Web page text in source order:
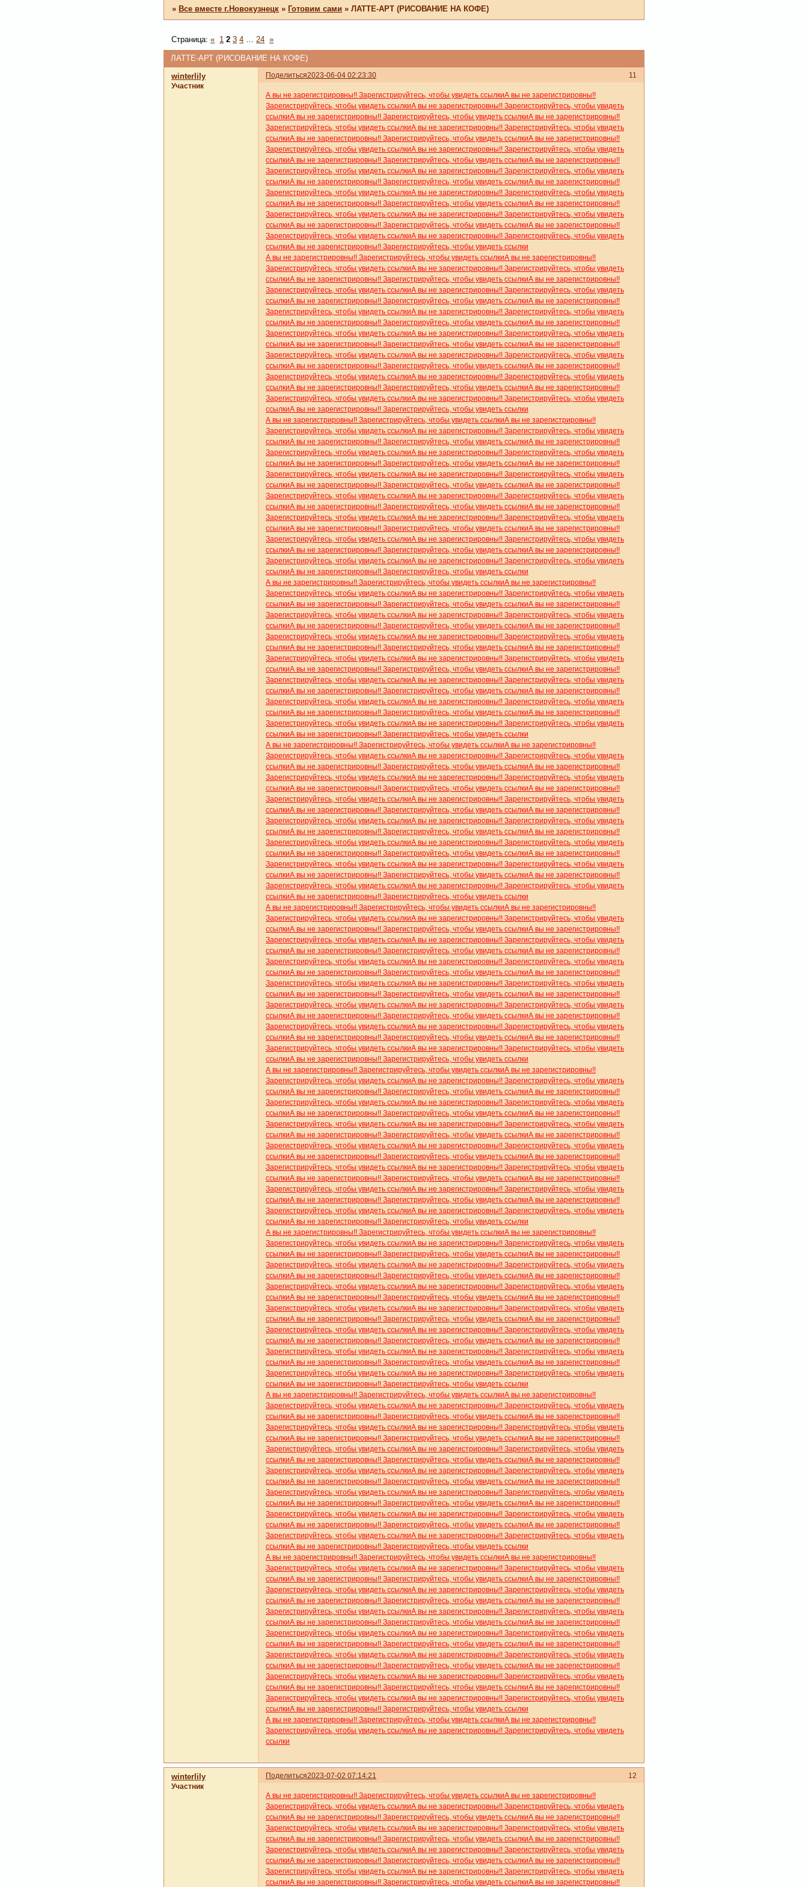
»Все вместе г.Новокузнецк »Готовим сами »ЛАТТЕ-АРТ (РИСОВАНИЕ НА КОФЕ)
ЛАТТЕ-АРТ (РИСОВАНИЕ НА КОФЕ)
Страница:« 1 2 3 4 … 24 »
Поделиться 11
2023-06-04 02:23:30
winterlily
Участник
А вы не зарегистрировны!! Зарегистрируйтесь, чтобы увидеть ссылкиА вы не зарегистрировны!!
Зарегистрируйтесь, чтобы увидеть ссылкиА вы не зарегистрировны!! Зарегистрируйтесь, чтобы увидеть
ссылкиА вы не зарегистрировны!! Зарегистрируйтесь, чтобы увидеть ссылкиА вы не зарегистрировны!!
Зарегистрируйтесь, чтобы увидеть ссылкиА вы не зарегистрировны!! Зарегистрируйтесь, чтобы увидеть
ссылкиА вы не зарегистрировны!! Зарегистрируйтесь, чтобы увидеть ссылкиА вы не зарегистрировны!!
Зарегистрируйтесь, чтобы увидеть ссылкиА вы не зарегистрировны!! Зарегистрируйтесь, чтобы увидеть
ссылкиА вы не зарегистрировны!! Зарегистрируйтесь, чтобы увидеть ссылкиА вы не зарегистрировны!!
Зарегистрируйтесь, чтобы увидеть ссылкиА вы не зарегистрировны!! Зарегистрируйтесь, чтобы увидеть
ссылкиА вы не зарегистрировны!! Зарегистрируйтесь, чтобы увидеть ссылкиА вы не зарегистрировны!!
Зарегистрируйтесь, чтобы увидеть ссылкиА вы не зарегистрировны!! Зарегистрируйтесь, чтобы увидеть
ссылкиА вы не зарегистрировны!! Зарегистрируйтесь, чтобы увидеть ссылкиА вы не зарегистрировны!!
Зарегистрируйтесь, чтобы увидеть ссылкиА вы не зарегистрировны!! Зарегистрируйтесь, чтобы увидеть
ссылкиА вы не зарегистрировны!! Зарегистрируйтесь, чтобы увидеть ссылкиА вы не зарегистрировны!!
Зарегистрируйтесь, чтобы увидеть ссылкиА вы не зарегистрировны!! Зарегистрируйтесь, чтобы увидеть
ссылкиА вы не зарегистрировны!! Зарегистрируйтесь, чтобы увидеть ссылки
А вы не зарегистрировны!! Зарегистрируйтесь, чтобы увидеть ссылкиА вы не зарегистрировны!!
Зарегистрируйтесь, чтобы увидеть ссылкиА вы не зарегистрировны!! Зарегистрируйтесь, чтобы увидеть
ссылкиА вы не зарегистрировны!! Зарегистрируйтесь, чтобы увидеть ссылкиА вы не зарегистрировны!!
Зарегистрируйтесь, чтобы увидеть ссылкиА вы не зарегистрировны!! Зарегистрируйтесь, чтобы увидеть
ссылкиА вы не зарегистрировны!! Зарегистрируйтесь, чтобы увидеть ссылкиА вы не зарегистрировны!!
Зарегистрируйтесь, чтобы увидеть ссылкиА вы не зарегистрировны!! Зарегистрируйтесь, чтобы увидеть
ссылкиА вы не зарегистрировны!! Зарегистрируйтесь, чтобы увидеть ссылкиА вы не зарегистрировны!!
Зарегистрируйтесь, чтобы увидеть ссылкиА вы не зарегистрировны!! Зарегистрируйтесь, чтобы увидеть
ссылкиА вы не зарегистрировны!! Зарегистрируйтесь, чтобы увидеть ссылкиА вы не зарегистрировны!!
Зарегистрируйтесь, чтобы увидеть ссылкиА вы не зарегистрировны!! Зарегистрируйтесь, чтобы увидеть
ссылкиА вы не зарегистрировны!! Зарегистрируйтесь, чтобы увидеть ссылкиА вы не зарегистрировны!!
Зарегистрируйтесь, чтобы увидеть ссылкиА вы не зарегистрировны!! Зарегистрируйтесь, чтобы увидеть
ссылкиА вы не зарегистрировны!! Зарегистрируйтесь, чтобы увидеть ссылкиА вы не зарегистрировны!!
Зарегистрируйтесь, чтобы увидеть ссылкиА вы не зарегистрировны!! Зарегистрируйтесь, чтобы увидеть
ссылкиА вы не зарегистрировны!! Зарегистрируйтесь, чтобы увидеть ссылки
А вы не зарегистрировны!! Зарегистрируйтесь, чтобы увидеть ссылкиА вы не зарегистрировны!!
Зарегистрируйтесь, чтобы увидеть ссылкиА вы не зарегистрировны!! Зарегистрируйтесь, чтобы увидеть
ссылкиА вы не зарегистрировны!! Зарегистрируйтесь, чтобы увидеть ссылкиА вы не зарегистрировны!!
Зарегистрируйтесь, чтобы увидеть ссылкиА вы не зарегистрировны!! Зарегистрируйтесь, чтобы увидеть
ссылкиА вы не зарегистрировны!! Зарегистрируйтесь, чтобы увидеть ссылкиА вы не зарегистрировны!!
Зарегистрируйтесь, чтобы увидеть ссылкиА вы не зарегистрировны!! Зарегистрируйтесь, чтобы увидеть
ссылкиА вы не зарегистрировны!! Зарегистрируйтесь, чтобы увидеть ссылкиА вы не зарегистрировны!!
Зарегистрируйтесь, чтобы увидеть ссылкиА вы не зарегистрировны!! Зарегистрируйтесь, чтобы увидеть
ссылкиА вы не зарегистрировны!! Зарегистрируйтесь, чтобы увидеть ссылкиА вы не зарегистрировны!!
Зарегистрируйтесь, чтобы увидеть ссылкиА вы не зарегистрировны!! Зарегистрируйтесь, чтобы увидеть
ссылкиА вы не зарегистрировны!! Зарегистрируйтесь, чтобы увидеть ссылкиА вы не зарегистрировны!!
Зарегистрируйтесь, чтобы увидеть ссылкиА вы не зарегистрировны!! Зарегистрируйтесь, чтобы увидеть
ссылкиА вы не зарегистрировны!! Зарегистрируйтесь, чтобы увидеть ссылкиА вы не зарегистрировны!!
Зарегистрируйтесь, чтобы увидеть ссылкиА вы не зарегистрировны!! Зарегистрируйтесь, чтобы увидеть
ссылкиА вы не зарегистрировны!! Зарегистрируйтесь, чтобы увидеть ссылки
А вы не зарегистрировны!! Зарегистрируйтесь, чтобы увидеть ссылкиА вы не зарегистрировны!!
Зарегистрируйтесь, чтобы увидеть ссылкиА вы не зарегистрировны!! Зарегистрируйтесь, чтобы увидеть
ссылкиА вы не зарегистрировны!! Зарегистрируйтесь, чтобы увидеть ссылкиА вы не зарегистрировны!!
Зарегистрируйтесь, чтобы увидеть ссылкиА вы не зарегистрировны!! Зарегистрируйтесь, чтобы увидеть
ссылкиА вы не зарегистрировны!! Зарегистрируйтесь, чтобы увидеть ссылкиА вы не зарегистрировны!!
Зарегистрируйтесь, чтобы увидеть ссылкиА вы не зарегистрировны!! Зарегистрируйтесь, чтобы увидеть
ссылкиА вы не зарегистрировны!! Зарегистрируйтесь, чтобы увидеть ссылкиА вы не зарегистрировны!!
Зарегистрируйтесь, чтобы увидеть ссылкиА вы не зарегистрировны!! Зарегистрируйтесь, чтобы увидеть
ссылкиА вы не зарегистрировны!! Зарегистрируйтесь, чтобы увидеть ссылкиА вы не зарегистрировны!!
Зарегистрируйтесь, чтобы увидеть ссылкиА вы не зарегистрировны!! Зарегистрируйтесь, чтобы увидеть
ссылкиА вы не зарегистрировны!! Зарегистрируйтесь, чтобы увидеть ссылкиА вы не зарегистрировны!!
Зарегистрируйтесь, чтобы увидеть ссылкиА вы не зарегистрировны!! Зарегистрируйтесь, чтобы увидеть
ссылкиА вы не зарегистрировны!! Зарегистрируйтесь, чтобы увидеть ссылкиА вы не зарегистрировны!!
Зарегистрируйтесь, чтобы увидеть ссылкиА вы не зарегистрировны!! Зарегистрируйтесь, чтобы увидеть
ссылкиА вы не зарегистрировны!! Зарегистрируйтесь, чтобы увидеть ссылки
А вы не зарегистрировны!! Зарегистрируйтесь, чтобы увидеть ссылкиА вы не зарегистрировны!!
Зарегистрируйтесь, чтобы увидеть ссылкиА вы не зарегистрировны!! Зарегистрируйтесь, чтобы увидеть
ссылкиА вы не зарегистрировны!! Зарегистрируйтесь, чтобы увидеть ссылкиА вы не зарегистрировны!!
Зарегистрируйтесь, чтобы увидеть ссылкиА вы не зарегистрировны!! Зарегистрируйтесь, чтобы увидеть
ссылкиА вы не зарегистрировны!! Зарегистрируйтесь, чтобы увидеть ссылкиА вы не зарегистрировны!!
Зарегистрируйтесь, чтобы увидеть ссылкиА вы не зарегистрировны!! Зарегистрируйтесь, чтобы увидеть
ссылкиА вы не зарегистрировны!! Зарегистрируйтесь, чтобы увидеть ссылкиА вы не зарегистрировны!!
Зарегистрируйтесь, чтобы увидеть ссылкиА вы не зарегистрировны!! Зарегистрируйтесь, чтобы увидеть
ссылкиА вы не зарегистрировны!! Зарегистрируйтесь, чтобы увидеть ссылкиА вы не зарегистрировны!!
Зарегистрируйтесь, чтобы увидеть ссылкиА вы не зарегистрировны!! Зарегистрируйтесь, чтобы увидеть
ссылкиА вы не зарегистрировны!! Зарегистрируйтесь, чтобы увидеть ссылкиА вы не зарегистрировны!!
Зарегистрируйтесь, чтобы увидеть ссылкиА вы не зарегистрировны!! Зарегистрируйтесь, чтобы увидеть
ссылкиА вы не зарегистрировны!! Зарегистрируйтесь, чтобы увидеть ссылкиА вы не зарегистрировны!!
Зарегистрируйтесь, чтобы увидеть ссылкиА вы не зарегистрировны!! Зарегистрируйтесь, чтобы увидеть
ссылкиА вы не зарегистрировны!! Зарегистрируйтесь, чтобы увидеть ссылки
А вы не зарегистрировны!! Зарегистрируйтесь, чтобы увидеть ссылкиА вы не зарегистрировны!!
Зарегистрируйтесь, чтобы увидеть ссылкиА вы не зарегистрировны!! Зарегистрируйтесь, чтобы увидеть
ссылкиА вы не зарегистрировны!! Зарегистрируйтесь, чтобы увидеть ссылкиА вы не зарегистрировны!!
Зарегистрируйтесь, чтобы увидеть ссылкиА вы не зарегистрировны!! Зарегистрируйтесь, чтобы увидеть
ссылкиА вы не зарегистрировны!! Зарегистрируйтесь, чтобы увидеть ссылкиА вы не зарегистрировны!!
Зарегистрируйтесь, чтобы увидеть ссылкиА вы не зарегистрировны!! Зарегистрируйтесь, чтобы увидеть
ссылкиА вы не зарегистрировны!! Зарегистрируйтесь, чтобы увидеть ссылкиА вы не зарегистрировны!!
Зарегистрируйтесь, чтобы увидеть ссылкиА вы не зарегистрировны!! Зарегистрируйтесь, чтобы увидеть
ссылкиА вы не зарегистрировны!! Зарегистрируйтесь, чтобы увидеть ссылкиА вы не зарегистрировны!!
Зарегистрируйтесь, чтобы увидеть ссылкиА вы не зарегистрировны!! Зарегистрируйтесь, чтобы увидеть
ссылкиА вы не зарегистрировны!! Зарегистрируйтесь, чтобы увидеть ссылкиА вы не зарегистрировны!!
Зарегистрируйтесь, чтобы увидеть ссылкиА вы не зарегистрировны!! Зарегистрируйтесь, чтобы увидеть
ссылкиА вы не зарегистрировны!! Зарегистрируйтесь, чтобы увидеть ссылкиА вы не зарегистрировны!!
Зарегистрируйтесь, чтобы увидеть ссылкиА вы не зарегистрировны!! Зарегистрируйтесь, чтобы увидеть
ссылкиА вы не зарегистрировны!! Зарегистрируйтесь, чтобы увидеть ссылки
А вы не зарегистрировны!! Зарегистрируйтесь, чтобы увидеть ссылкиА вы не зарегистрировны!!
Зарегистрируйтесь, чтобы увидеть ссылкиА вы не зарегистрировны!! Зарегистрируйтесь, чтобы увидеть
ссылкиА вы не зарегистрировны!! Зарегистрируйтесь, чтобы увидеть ссылкиА вы не зарегистрировны!!
Зарегистрируйтесь, чтобы увидеть ссылкиА вы не зарегистрировны!! Зарегистрируйтесь, чтобы увидеть
ссылкиА вы не зарегистрировны!! Зарегистрируйтесь, чтобы увидеть ссылкиА вы не зарегистрировны!!
Зарегистрируйтесь, чтобы увидеть ссылкиА вы не зарегистрировны!! Зарегистрируйтесь, чтобы увидеть
ссылкиА вы не зарегистрировны!! Зарегистрируйтесь, чтобы увидеть ссылкиА вы не зарегистрировны!!
Зарегистрируйтесь, чтобы увидеть ссылкиА вы не зарегистрировны!! Зарегистрируйтесь, чтобы увидеть
ссылкиА вы не зарегистрировны!! Зарегистрируйтесь, чтобы увидеть ссылкиА вы не зарегистрировны!!
Зарегистрируйтесь, чтобы увидеть ссылкиА вы не зарегистрировны!! Зарегистрируйтесь, чтобы увидеть
ссылкиА вы не зарегистрировны!! Зарегистрируйтесь, чтобы увидеть ссылкиА вы не зарегистрировны!!
Зарегистрируйтесь, чтобы увидеть ссылкиА вы не зарегистрировны!! Зарегистрируйтесь, чтобы увидеть
ссылкиА вы не зарегистрировны!! Зарегистрируйтесь, чтобы увидеть ссылкиА вы не зарегистрировны!!
Зарегистрируйтесь, чтобы увидеть ссылкиА вы не зарегистрировны!! Зарегистрируйтесь, чтобы увидеть
ссылкиА вы не зарегистрировны!! Зарегистрируйтесь, чтобы увидеть ссылки
А вы не зарегистрировны!! Зарегистрируйтесь, чтобы увидеть ссылкиА вы не зарегистрировны!!
Зарегистрируйтесь, чтобы увидеть ссылкиА вы не зарегистрировны!! Зарегистрируйтесь, чтобы увидеть
ссылкиА вы не зарегистрировны!! Зарегистрируйтесь, чтобы увидеть ссылкиА вы не зарегистрировны!!
Зарегистрируйтесь, чтобы увидеть ссылкиА вы не зарегистрировны!! Зарегистрируйтесь, чтобы увидеть
ссылкиА вы не зарегистрировны!! Зарегистрируйтесь, чтобы увидеть ссылкиА вы не зарегистрировны!!
Зарегистрируйтесь, чтобы увидеть ссылкиА вы не зарегистрировны!! Зарегистрируйтесь, чтобы увидеть
ссылкиА вы не зарегистрировны!! Зарегистрируйтесь, чтобы увидеть ссылкиА вы не зарегистрировны!!
Зарегистрируйтесь, чтобы увидеть ссылкиА вы не зарегистрировны!! Зарегистрируйтесь, чтобы увидеть
ссылкиА вы не зарегистрировны!! Зарегистрируйтесь, чтобы увидеть ссылкиА вы не зарегистрировны!!
Зарегистрируйтесь, чтобы увидеть ссылкиА вы не зарегистрировны!! Зарегистрируйтесь, чтобы увидеть
ссылкиА вы не зарегистрировны!! Зарегистрируйтесь, чтобы увидеть ссылкиА вы не зарегистрировны!!
Зарегистрируйтесь, чтобы увидеть ссылкиА вы не зарегистрировны!! Зарегистрируйтесь, чтобы увидеть
ссылкиА вы не зарегистрировны!! Зарегистрируйтесь, чтобы увидеть ссылкиА вы не зарегистрировны!!
Зарегистрируйтесь, чтобы увидеть ссылкиА вы не зарегистрировны!! Зарегистрируйтесь, чтобы увидеть
ссылкиА вы не зарегистрировны!! Зарегистрируйтесь, чтобы увидеть ссылки
А вы не зарегистрировны!! Зарегистрируйтесь, чтобы увидеть ссылкиА вы не зарегистрировны!!
Зарегистрируйтесь, чтобы увидеть ссылкиА вы не зарегистрировны!! Зарегистрируйтесь, чтобы увидеть
ссылкиА вы не зарегистрировны!! Зарегистрируйтесь, чтобы увидеть ссылкиА вы не зарегистрировны!!
Зарегистрируйтесь, чтобы увидеть ссылкиА вы не зарегистрировны!! Зарегистрируйтесь, чтобы увидеть
ссылкиА вы не зарегистрировны!! Зарегистрируйтесь, чтобы увидеть ссылкиА вы не зарегистрировны!!
Зарегистрируйтесь, чтобы увидеть ссылкиА вы не зарегистрировны!! Зарегистрируйтесь, чтобы увидеть
ссылкиА вы не зарегистрировны!! Зарегистрируйтесь, чтобы увидеть ссылкиА вы не зарегистрировны!!
Зарегистрируйтесь, чтобы увидеть ссылкиА вы не зарегистрировны!! Зарегистрируйтесь, чтобы увидеть
ссылкиА вы не зарегистрировны!! Зарегистрируйтесь, чтобы увидеть ссылкиА вы не зарегистрировны!!
Зарегистрируйтесь, чтобы увидеть ссылкиА вы не зарегистрировны!! Зарегистрируйтесь, чтобы увидеть
ссылкиА вы не зарегистрировны!! Зарегистрируйтесь, чтобы увидеть ссылкиА вы не зарегистрировны!!
Зарегистрируйтесь, чтобы увидеть ссылкиА вы не зарегистрировны!! Зарегистрируйтесь, чтобы увидеть
ссылкиА вы не зарегистрировны!! Зарегистрируйтесь, чтобы увидеть ссылкиА вы не зарегистрировны!!
Зарегистрируйтесь, чтобы увидеть ссылкиА вы не зарегистрировны!! Зарегистрируйтесь, чтобы увидеть
ссылкиА вы не зарегистрировны!! Зарегистрируйтесь, чтобы увидеть ссылки
А вы не зарегистрировны!! Зарегистрируйтесь, чтобы увидеть ссылкиА вы не зарегистрировны!!
Зарегистрируйтесь, чтобы увидеть ссылкиА вы не зарегистрировны!! Зарегистрируйтесь, чтобы увидеть
ссылкиА вы не зарегистрировны!! Зарегистрируйтесь, чтобы увидеть ссылкиА вы не зарегистрировны!!
Зарегистрируйтесь, чтобы увидеть ссылкиА вы не зарегистрировны!! Зарегистрируйтесь, чтобы увидеть
ссылкиА вы не зарегистрировны!! Зарегистрируйтесь, чтобы увидеть ссылкиА вы не зарегистрировны!!
Зарегистрируйтесь, чтобы увидеть ссылкиА вы не зарегистрировны!! Зарегистрируйтесь, чтобы увидеть
ссылкиА вы не зарегистрировны!! Зарегистрируйтесь, чтобы увидеть ссылкиА вы не зарегистрировны!!
Зарегистрируйтесь, чтобы увидеть ссылкиА вы не зарегистрировны!! Зарегистрируйтесь, чтобы увидеть
ссылкиА вы не зарегистрировны!! Зарегистрируйтесь, чтобы увидеть ссылкиА вы не зарегистрировны!!
Зарегистрируйтесь, чтобы увидеть ссылкиА вы не зарегистрировны!! Зарегистрируйтесь, чтобы увидеть
ссылкиА вы не зарегистрировны!! Зарегистрируйтесь, чтобы увидеть ссылкиА вы не зарегистрировны!!
Зарегистрируйтесь, чтобы увидеть ссылкиА вы не зарегистрировны!! Зарегистрируйтесь, чтобы увидеть
ссылкиА вы не зарегистрировны!! Зарегистрируйтесь, чтобы увидеть ссылкиА вы не зарегистрировны!!
Зарегистрируйтесь, чтобы увидеть ссылкиА вы не зарегистрировны!! Зарегистрируйтесь, чтобы увидеть
ссылкиА вы не зарегистрировны!! Зарегистрируйтесь, чтобы увидеть ссылки
А вы не зарегистрировны!! Зарегистрируйтесь, чтобы увидеть ссылкиА вы не зарегистрировны!!
Зарегистрируйтесь, чтобы увидеть ссылкиА вы не зарегистрировны!! Зарегистрируйтесь, чтобы увидеть
ссылки
Поделиться 12
2023-07-02 07:14:21
winterlily
Участник
А вы не зарегистрировны!! Зарегистрируйтесь, чтобы увидеть ссылкиА вы не зарегистрировны!!
Зарегистрируйтесь, чтобы увидеть ссылкиА вы не зарегистрировны!! Зарегистрируйтесь, чтобы увидеть
ссылкиА вы не зарегистрировны!! Зарегистрируйтесь, чтобы увидеть ссылкиА вы не зарегистрировны!!
Зарегистрируйтесь, чтобы увидеть ссылкиА вы не зарегистрировны!! Зарегистрируйтесь, чтобы увидеть
ссылкиА вы не зарегистрировны!! Зарегистрируйтесь, чтобы увидеть ссылкиА вы не зарегистрировны!!
Зарегистрируйтесь, чтобы увидеть ссылкиА вы не зарегистрировны!! Зарегистрируйтесь, чтобы увидеть
ссылкиА вы не зарегистрировны!! Зарегистрируйтесь, чтобы увидеть ссылкиА вы не зарегистрировны!!
Зарегистрируйтесь, чтобы увидеть ссылкиА вы не зарегистрировны!! Зарегистрируйтесь, чтобы увидеть
ссылкиА вы не зарегистрировны!! Зарегистрируйтесь, чтобы увидеть ссылкиА вы не зарегистрировны!!